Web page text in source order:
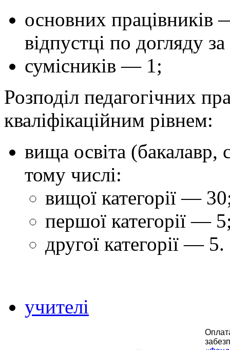
основних працівників
відпустці по догляду
сумісників — 1;
Розподіл педагогічних
кваліфікаційним рівнем:
вища освіта (бакалавр,
тому числі:
вищої категорії —
першої категорії —
другої категорії — 5.
учителі